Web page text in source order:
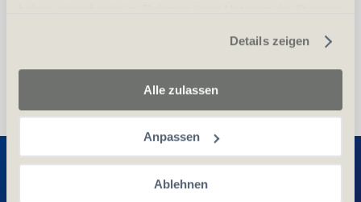
Details zeigen
Alle zulassen
Anpassen
Ablehnen
Entdecken Sie weitere Produkte